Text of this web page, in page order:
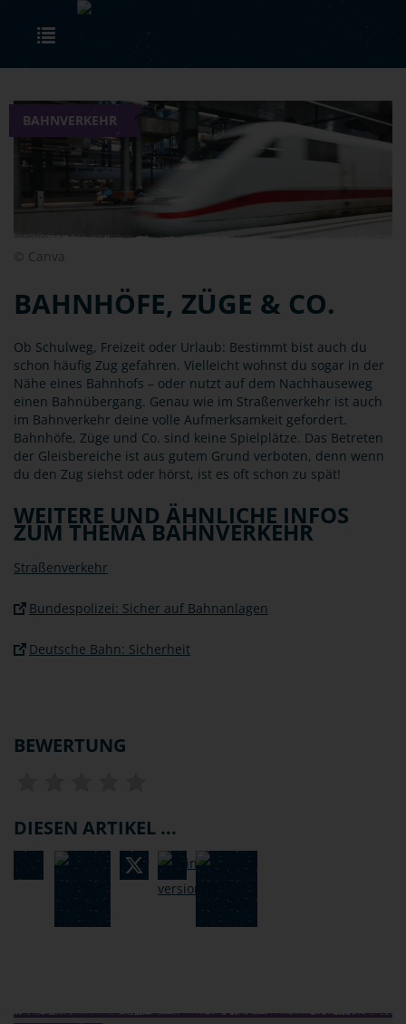
Skip to main content
BAHNVERKEHR
© Canva
BAHNHÖFE, ZÜGE & CO.
Ob Schulweg, Freizeit oder Urlaub: Bestimmt bist auch du
schon häufig Zug gefahren. Vielleicht wohnst du sogar in der
Nähe eines Bahnhofs – oder nutzt auf dem Nachhauseweg
einen Bahnübergang. Genau wie im Straßenverkehr ist auch
im Bahnverkehr deine volle Aufmerksamkeit gefordert.
Bahnhöfe, Züge und Co. sind keine Spielplätze. Das Betreten
der Gleisbereiche ist aus gutem Grund verboten, denn wenn
du den Zug siehst oder hörst, ist es oft schon zu spät!
WEITERE UND ÄHNLICHE INFOS
ZUM THEMA BAHNVERKEHR
Straßenverkehr
Bundespolizei: Sicher auf Bahnanlagen
Deutsche Bahn: Sicherheit
BEWERTUNG
DIESEN ARTIKEL ...